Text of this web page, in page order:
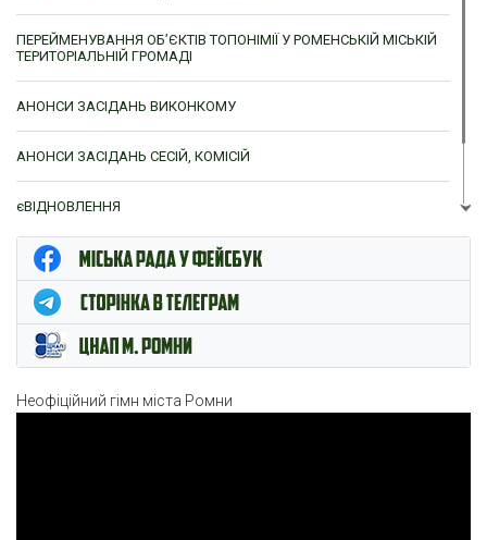
ПЕРЕЙМЕНУВАННЯ ОБ’ЄКТІВ ТОПОНІМІЇ У РОМЕНСЬКІЙ МІСЬКІЙ
ТЕРИТОРІАЛЬНІЙ ГРОМАДІ
АНОНСИ ЗАСІДАНЬ ВИКОНКОМУ
АНОНСИ ЗАСІДАНЬ СЕСІЙ, КОМІСІЙ
єВІДНОВЛЕННЯ
ЦНАП м. Ромни
Неофіційний гімн міста Ромни